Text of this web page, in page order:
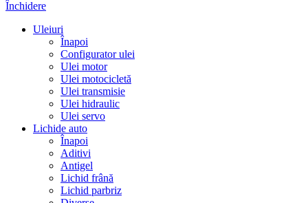
Închidere
Uleiuri
Înapoi
Configurator ulei
Ulei motor
Ulei motocicletă
Ulei transmisie
Ulei hidraulic
Ulei servo
Lichide auto
Înapoi
Aditivi
Antigel
Lichid frână
Lichid parbriz